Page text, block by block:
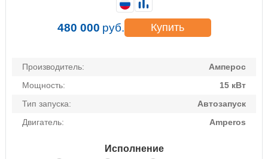
Производитель:
Амперос
Мощность:
15 кВт
Тип запуска:
Автозапуск
Двигатель:
Amperos
Исполнение
480 000 руб. Купить